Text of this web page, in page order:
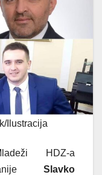
Ilustracija
HDZ-a
Slavko